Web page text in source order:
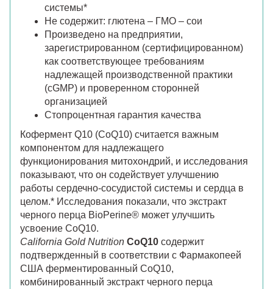
системы*
Не содержит: глютена – ГМО – сои
Произведено на предприятии,
зарегистрированном (сертифицированном)
как соответствующее требованиям
надлежащей производственной практики
(cGMP) и проверенном сторонней
организацией
Стопроцентная гарантия качества
Кофермент Q10 (CoQ10) считается важным
компонентом для надлежащего
функционирования митохондрий, и исследования
показывают, что он содействует улучшению
работы сердечно-сосудистой системы и сердца в
целом.* Исследования показали, что экстракт
черного перца BioPerine® может улучшить
усвоение CoQ10.
California Gold Nutrition CoQ10 содержит
подтвержденный в соответствии с Фармакопеей
США ферментированный CoQ10,
комбинированный экстракт черного перца